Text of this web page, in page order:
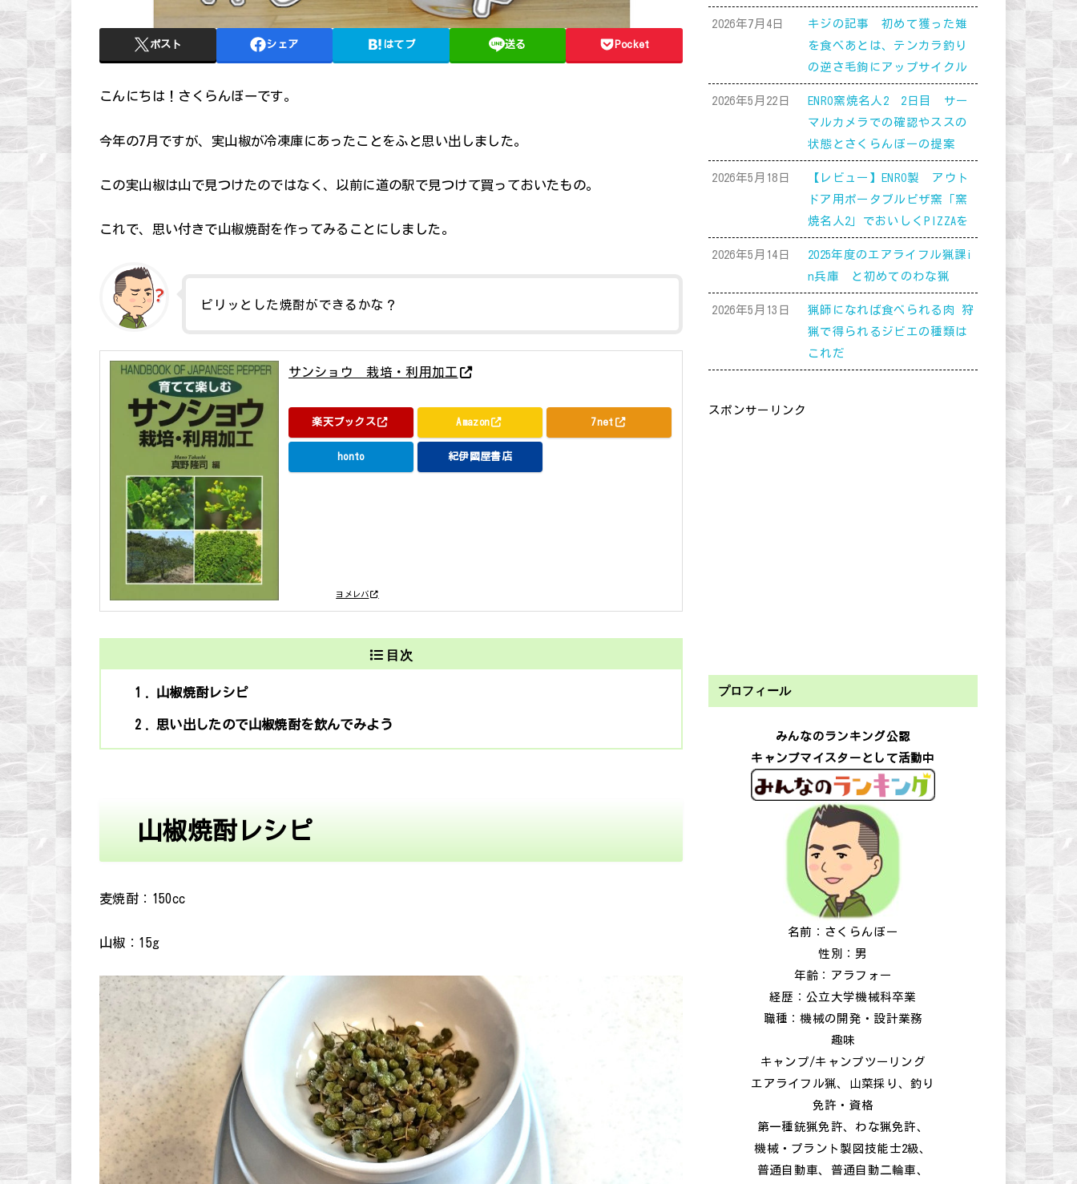
ポスト シェア はてブ 送る Pocket
こんにちは！さくらんぼーです。
今年の7月ですが、実山椒が冷凍庫にあったことをふと思い出しました。
この実山椒は山で見つけたのではなく、以前に道の駅で見つけて買っておいたもの。
これで、思い付きで山椒焼酎を作ってみることにしました。
ピリッとした焼酎ができるかな？
サンショウ 栽培・利用加工
ヨメレバ
楽天ブックス Amazon 7net
honto 紀伊國屋書店
目次
1 山椒焼酎レシピ
2 思い出したので山椒焼酎を飲んでみよう
山椒焼酎レシピ
麦焼酎：150cc
山椒：15g
2026年7月4日
キジの記事 初めて獲った雉
を食べあとは、テンカラ釣り
の逆さ毛鉤にアップサイクル
2026年5月22日
ENRO窯焼名人2 2日目 サー
マルカメラでの確認やススの
状態とさくらんぼーの提案
2026年5月18日
【レビュー】ENRO製 アウト
ドア用ポータブルピザ窯「窯
焼名人2」でおいしくPIZZAを
2026年5月14日
2025年度のエアライフル猟課i
n兵庫 と初めてのわな猟
2026年5月13日
猟師になれば食べられる肉 狩
猟で得られるジビエの種類は
これだ
スポンサーリンク
プロフィール
みんなのランキング公認
キャンプマイスターとして活動中
名前：さくらんぼー
性別：男
年齢：アラフォー
経歴：公立大学機械科卒業
職種：機械の開発・設計業務
趣味
キャンプ/キャンプツーリング
エアライフル猟、山菜採り、釣り
免許・資格
第一種銃猟免許、わな猟免許、
機械・プラント製図技能士2級、
普通自動車、普通自動二輪車、